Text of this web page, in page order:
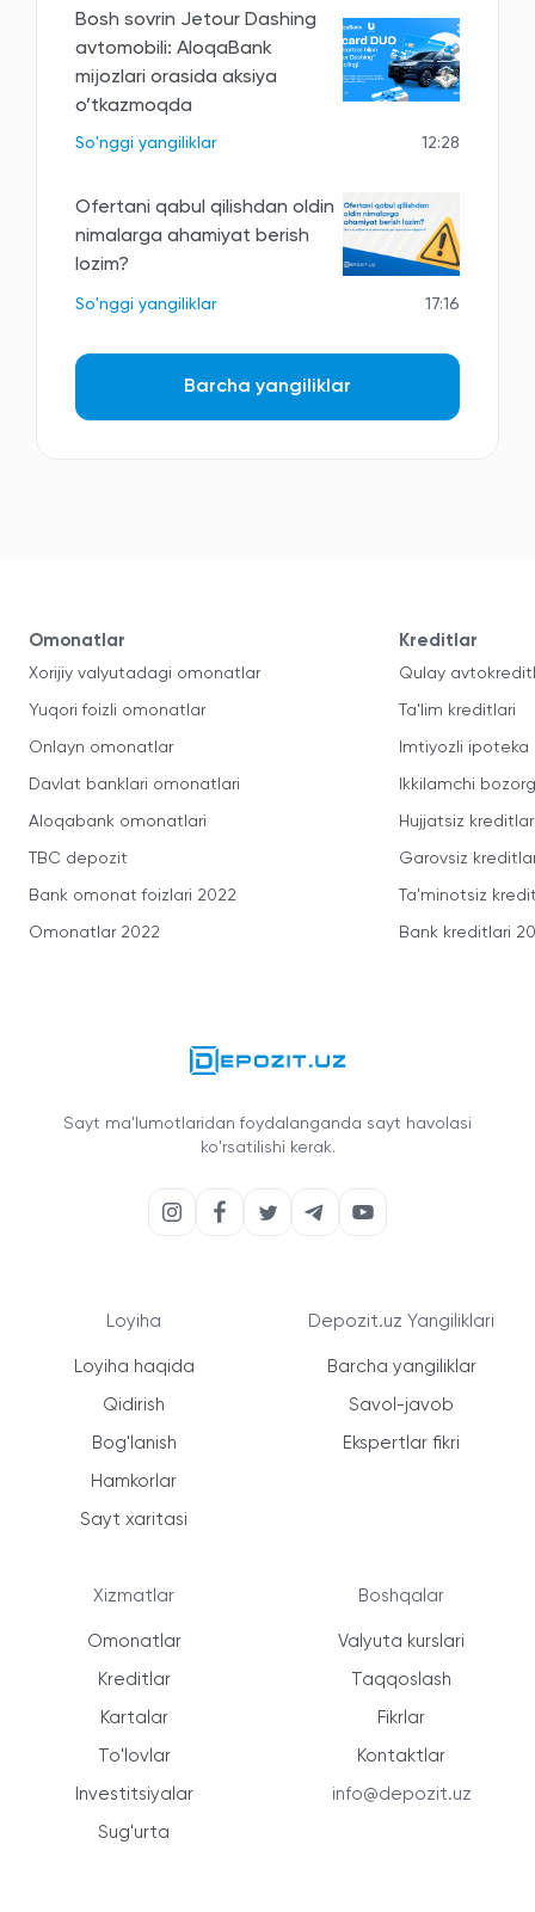
Bosh sovrin Jetour Dashing
avtomobili: AloqaBank
mijozlari orasida aksiya
o’tkazmoqda
So'nggi yangiliklar 12:28
Ofertani qabul qilishdan oldin
nimalarga ahamiyat berish
lozim?
So'nggi yangiliklar 17:16
Barcha yangiliklar
Omonatlar
Xorijiy valyutadagi omonatlar
Yuqori foizli omonatlar
Onlayn omonatlar
Davlat banklari omonatlari
Aloqabank omonatlari
TBC depozit
Bank omonat foizlari 2022
Omonatlar 2022
Kreditlar
Qulay
Ta'lim kreditlari
Imtiyozli ipoteka
Ikkilamchi
Hujjatsiz kreditlar
Garovsiz
Ta'minotsiz
Bank kreditlari
Sayt ma'lumotlaridan foydalanganda sayt havolasi
ko'rsatilishi kerak.
Loyiha
Loyiha haqida
Qidirish
Bog'lanish
Hamkorlar
Sayt xaritasi
Xizmatlar
Omonatlar
Kreditlar
Kartalar
To'lovlar
Investitsiyalar
Sug'urta
Depozit.uz Yangiliklari
Barcha yangiliklar
Savol-javob
Ekspertlar fikri
Boshqalar
Valyuta kurslari
Taqqoslash
Fikrlar
Kontaktlar
info@depozit.uz